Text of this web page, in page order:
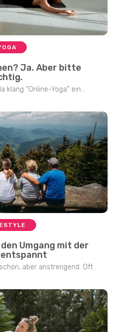
Ja. Aber bitte
klang "Online-Yoga" ein...
Umgang mit der
entspannt
aber anstrengend. Oft...